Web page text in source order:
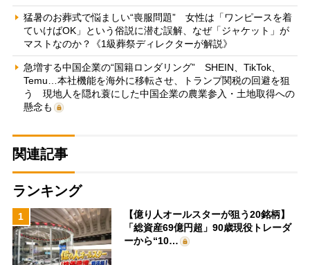
猛暑のお葬式で悩ましい“喪服問題” 女性は「ワンピースを着
ていけばOK」という俗説に潜む誤解、なぜ「ジャケット」が
マストなのか？《1級葬祭ディレクターが解説》
急増する中国企業の“国籍ロンダリング” SHEIN、TikTok、
Temu…本社機能を海外に移転させ、トランプ関税の回避を狙
う 現地人を隠れ蓑にした中国企業の農業参入・土地取得への
懸念も
関連記事
ランキング
1
【億り人オールスターが狙う20銘柄】
「総資産69億円超」90歳現役トレーダ
ーから“10…